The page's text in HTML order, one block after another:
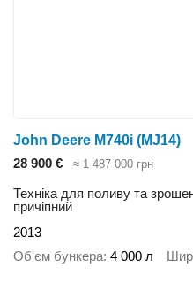
John Deere M740i (MJ14)
28 900 €
≈ 1 487 000 грн
Техніка для поливу та
причіпний
2013
Об'єм бункера 4 000 л